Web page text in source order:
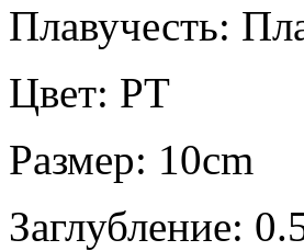
Плавучесть:
Цвет: PT
Размер: 10cm
Заглубление: